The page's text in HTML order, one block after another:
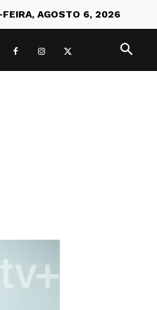
FEIRA, AGOSTO 6, 2026